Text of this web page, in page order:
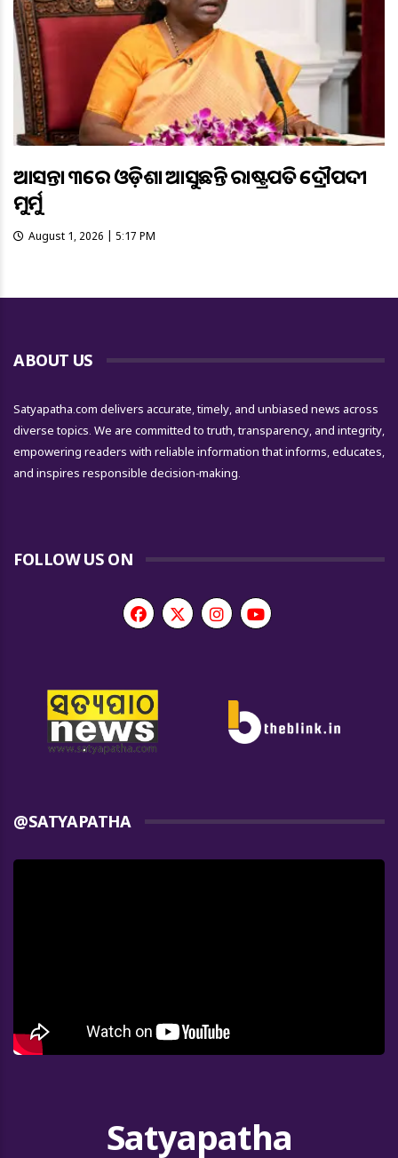
ଆସନ୍ତା ୩ରେ ଓଡ଼ିଶା ଆସୁଛନ୍ତି ରାଷ୍ଟ୍ରପତି ଦ୍ରୌପଦୀ
ମୁର୍ମୁ
August 1, 2026 | 5:17 PM
ABOUT US
Satyapatha.com delivers accurate, timely, and unbiased news across
diverse topics. We are committed to truth, transparency, and integrity,
empowering readers with reliable information that informs, educates,
and inspires responsible decision-making.
FOLLOW US ON
@SATYAPATHA
Satyapatha